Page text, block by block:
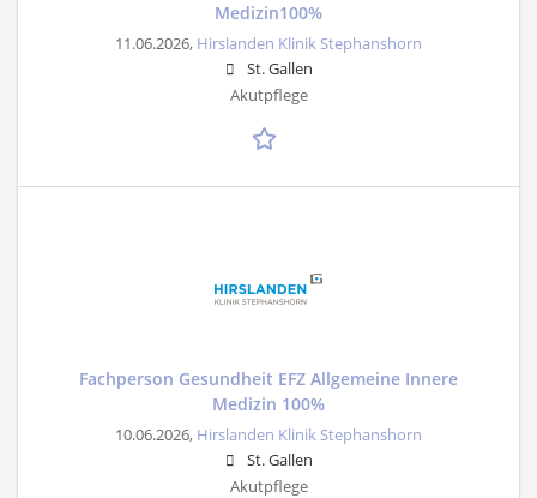
Medizin100%
11.06.2026, Hirslanden Klinik Stephanshorn
St. Gallen
Akutpflege
Fachperson Gesundheit EFZ Allgemeine Innere
Medizin 100%
10.06.2026, Hirslanden Klinik Stephanshorn
St. Gallen
Akutpflege